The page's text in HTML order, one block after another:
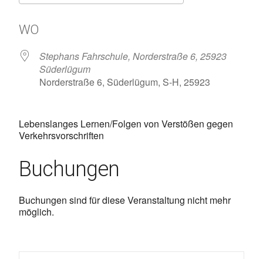
WO
Stephans Fahrschule, Norderstraße 6, 25923
Süderlügum
Norderstraße 6, Süderlügum, S-H, 25923
Lebenslanges Lernen/Folgen von Verstößen gegen
Verkehrsvorschriften
Buchungen
Buchungen sind für diese Veranstaltung nicht mehr
möglich.